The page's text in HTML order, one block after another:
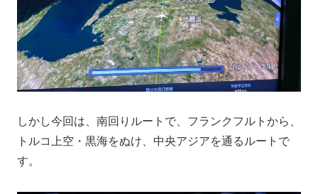
しかし今回は、南回りルートで、フランクフルトから、
トルコ上空・黒海をぬけ、中央アジアを通るルートで
す。